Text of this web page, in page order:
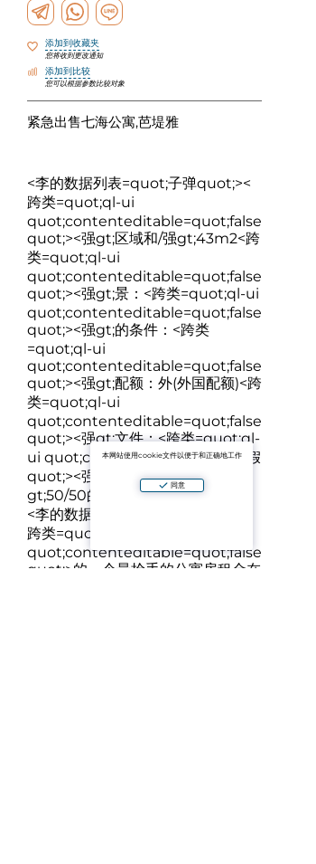
添加到收藏夹
您将收到更改通知
添加到比较
您可以根据参数比较对象
紧急出售七海公寓,芭堤雅
<李的数据列表=quot;子弹quot;><
跨类=quot;ql-ui
quot;contenteditable=quot;false
quot;><强gt;区域和/强gt;43m2<跨
类=quot;ql-ui
quot;contenteditable=quot;false
quot;><强gt;景： <跨类=quot;ql-ui
quot;contenteditable=quot;false
quot;><强gt;的条件： <跨类
=quot;ql-ui
quot;contenteditable=quot;false
quot;><强gt;配额： 外(外国配额)<跨
类=quot;ql-ui
quot;contenteditable=quot;false
quot;><强gt;文件：<跨类=quot;ql-
ui quot;contenteditable=quot;假
quot;><强gt;重新发出和/强
gt;50/50的
<李的数据列表=quot;子弹quot;><
跨类=quot;ql-ui
quot;contenteditable=quot;false
quot;> 的一个最抢手的公寓房租金在
本网站使用cookie文件以便于和正确地工作
同意